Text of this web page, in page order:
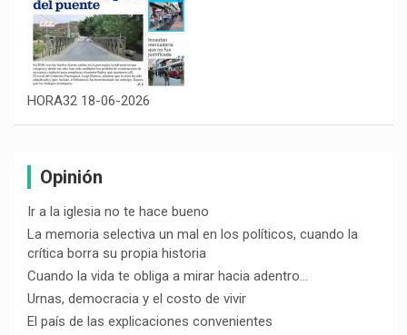
HORA32 18-06-2026
Opinión
Ir a la iglesia no te hace bueno
La memoria selectiva un mal en los políticos, cuando la
crítica borra su propia historia
Cuando la vida te obliga a mirar hacia adentro…
Urnas, democracia y el costo de vivir
El país de las explicaciones convenientes